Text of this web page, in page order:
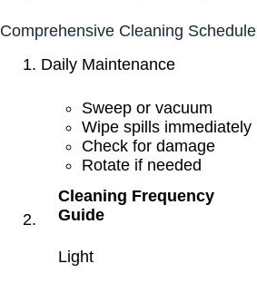
Comprehensive Cleaning Schedule
Daily Maintenance
Sweep or vacuum
Wipe spills immediately
Check for damage
Rotate if needed
Cleaning Frequency
Guide
Light